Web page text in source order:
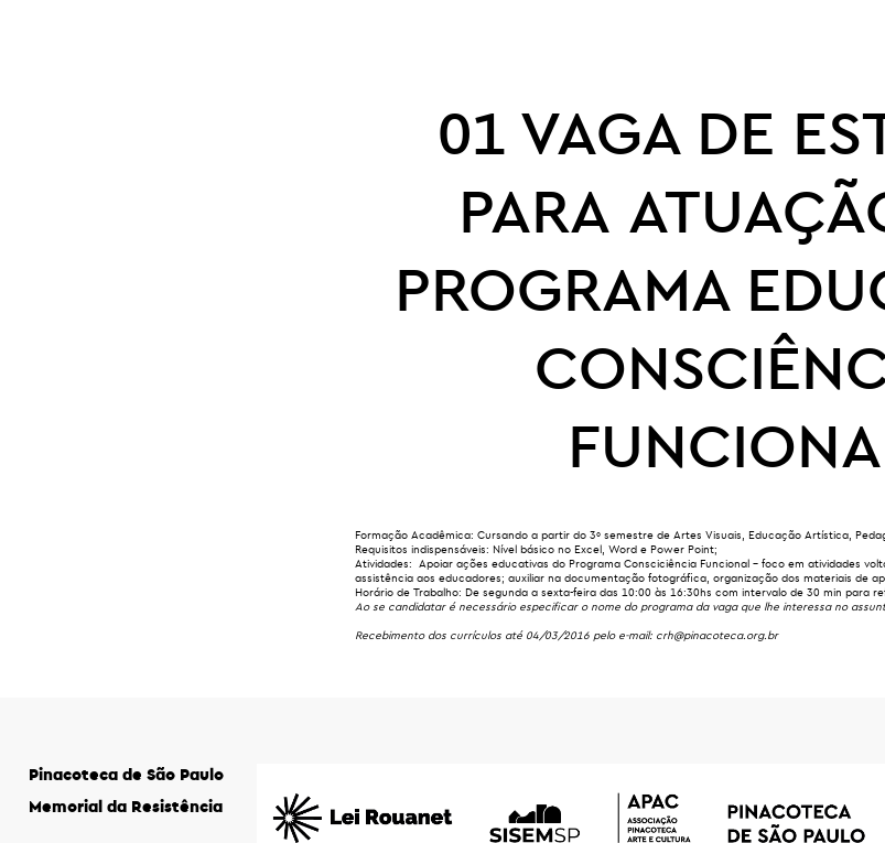
01 VAGA DE
PARA
PROGRAMA
Formação Acadêmica: Cursando a partir do 3º semestre de Artes Visuais, Educação Artística,
Requisitos indispensáveis: Nível básico no Excel, Word e Power Point;
Atividades: Apoiar ações educativas do Programa Consciciência Funcional – foco em atividades
assistência aos educadores; auxiliar na documentação fotográfica, organização dos materiais de
Horário de Trabalho: De segunda a sexta-feira das 10:00 às 16:30hs com intervalo de 30 min para
Ao se candidatar é necessário especificar o nome do programa da vaga que lhe interessa no
Recebimento dos currículos até 04/03/2016 pelo e-mail: crh@pinacoteca.org.br
Pinacoteca de São Paulo
Memorial da Resistência